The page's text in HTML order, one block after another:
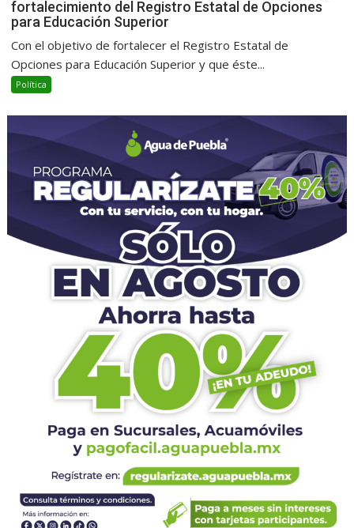
fortalecimiento del Registro Estatal de Opciones
para Educación Superior
Con el objetivo de fortalecer el Registro Estatal de
Opciones para Educación Superior y que éste...
Política